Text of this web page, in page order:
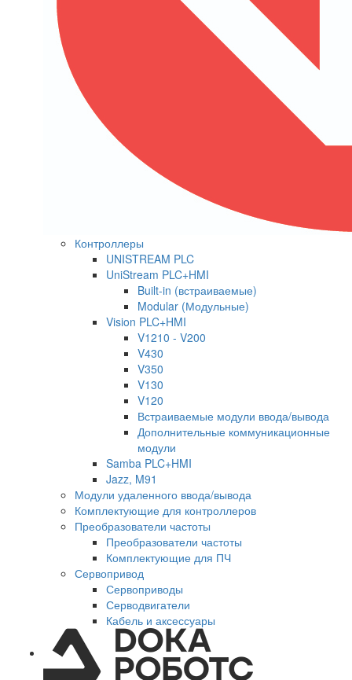
Контроллеры
UNISTREAM PLC
UniStream PLC+HMI
Built-in (встраиваемые)
Modular (Модульные)
Vision PLC+HMI
V1210 - V200
V430
V350
V130
V120
Встраиваемые модули ввода/вывода
Дополнительные коммуникационные
модули
Samba PLC+HMI
Jazz, M91
Модули удаленного ввода/вывода
Комплектующие для контроллеров
Преобразователи частоты
Преобразователи частоты
Комплектующие для ПЧ
Сервопривод
Сервоприводы
Серводвигатели
Кабель и аксессуары